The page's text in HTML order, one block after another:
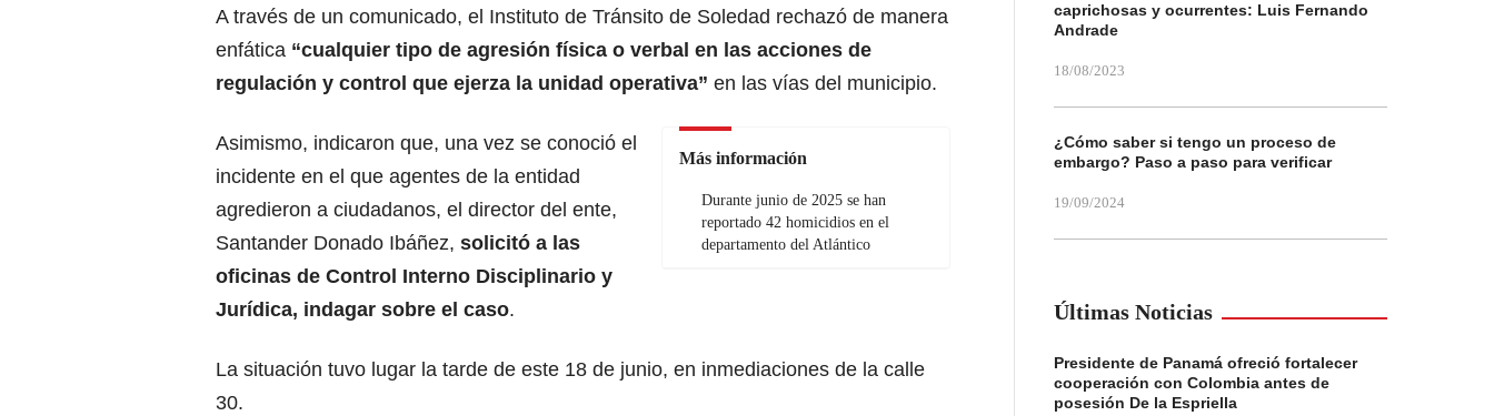
A través de un comunicado, el Instituto de Tránsito de Soledad rechazó de manera
enfática “cualquier tipo de agresión física o verbal en las acciones de
regulación y control que ejerza la unidad operativa” en las vías del municipio.
Más información
Durante junio de 2025 se han
reportado 42 homicidios en el
departamento del Atlántico
Asimismo, indicaron que, una vez se conoció el
incidente en el que agentes de la entidad
agredieron a ciudadanos, el director del ente,
Santander Donado Ibáñez, solicitó a las
oficinas de Control Interno Disciplinario y
Jurídica, indagar sobre el caso.
La situación tuvo lugar la tarde de este 18 de junio, en inmediaciones de la calle
30.
caprichosas y ocurrentes: Luis Fernando
Andrade
18/08/2023
¿Cómo saber si tengo un proceso de
embargo? Paso a paso para verificar
19/09/2024
Últimas Noticias
Presidente de Panamá ofreció fortalecer
cooperación con Colombia antes de
posesión De la Espriella